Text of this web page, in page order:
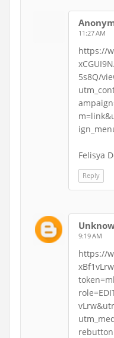
11:27 AM
https://
5s8Q/
Felisya
Reply
9:19 AM
https://
rebutton